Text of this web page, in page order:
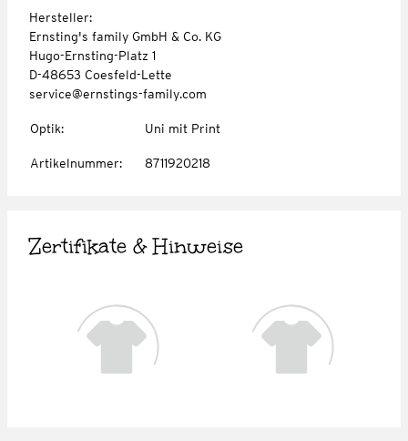
Hersteller:
Ernsting's family GmbH & Co. KG
Hugo-Ernsting-Platz 1
D-48653 Coesfeld-Lette
service@ernstings-family.com
Optik: Uni mit Print
Artikelnummer: 8711920218
Zertifikate & Hinweise